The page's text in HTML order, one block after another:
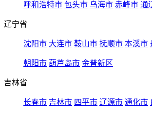
呼和浩特市 包头市 乌海市 赤峰市 通
辽宁省
沈阳市 大连市 鞍山市 抚顺市 本溪市
朝阳市 葫芦岛市 金普新区
吉林省
长春市 吉林市 四平市 辽源市 通化市